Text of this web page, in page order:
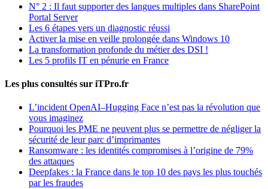
N° 2 : Il faut supporter des langues multiples dans SharePoint
Portal Server
Les 6 étapes vers un diagnostic réussi
Activer la mise en veille prolongée dans Windows 10
La transformation profonde du métier des DSI !
Les 5 profils IT en pénurie en France
Les plus consultés sur iTPro.fr
L’incident OpenAI–Hugging Face n’est pas la révolution que
vous imaginez
Pourquoi les PME ne peuvent plus se permettre de négliger la
sécurité de leur parc d’imprimantes
Ransomware : les identités compromises à l’origine de 79%
des attaques
Deepfakes : la France dans le top 10 des pays les plus touchés
par les fraudes